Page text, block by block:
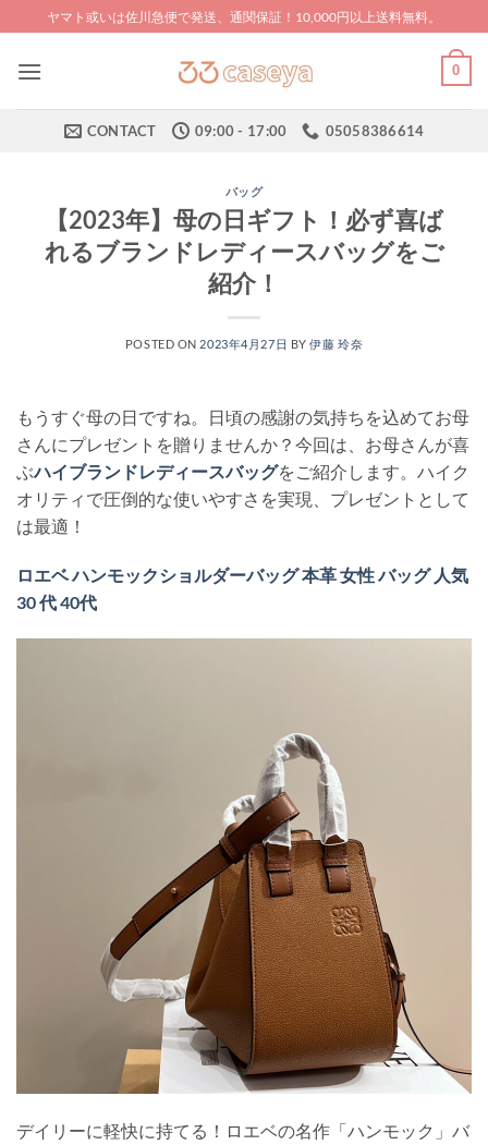
to
content
ヤマト或いは佐川急便で発送、通関保証！10,000円以上送料無料。
0
CONTACT 09:00 - 17:00 05058386614
バッグ
【2023年】母の日ギフト！必ず喜ば
れるブランドレディースバッグをご
紹介！
POSTED ON 2023年4月27日 BY伊藤 玲奈
もうすぐ母の日ですね。日頃の感謝の気持ちを込めてお母
さんにプレゼントを贈りませんか？今回は、お母さんが喜
ぶハイブランドレディースバッグをご紹介します。ハイク
オリティで圧倒的な使いやすさを実現、プレゼントとして
は最適！
ロエベ ハンモックショルダーバッグ 本革 女性 バッグ 人気
30 代 40代
デイリーに軽快に持てる！ロエベの名作「ハンモック」バ